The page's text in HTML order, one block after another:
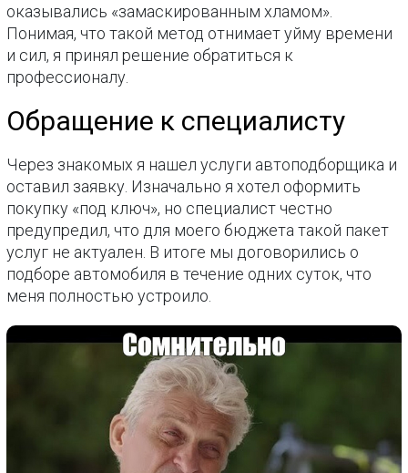
оказывались «замаскированным хламом».
Понимая, что такой метод отнимает уйму времени
и сил, я принял решение обратиться к
профессионалу.
Обращение к специалисту
Через знакомых я нашел услуги автоподборщика и
оставил заявку. Изначально я хотел оформить
покупку «под ключ», но специалист честно
предупредил, что для моего бюджета такой пакет
услуг не актуален. В итоге мы договорились о
подборе автомобиля в течение одних суток, что
меня полностью устроило.